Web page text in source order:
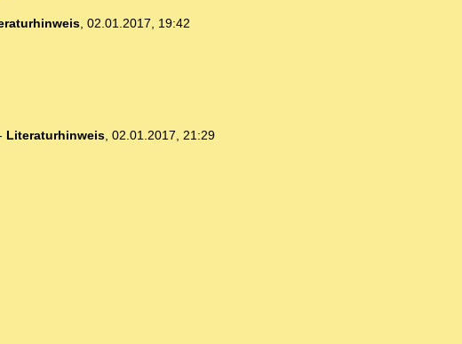
, 02.01.2017, 19:42
Literaturhinweis, 02.01.2017, 21:29